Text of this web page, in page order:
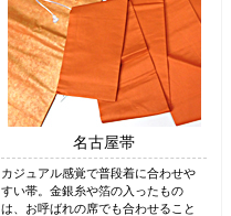
名古屋帯
カジュアル感覚で普段着に合わせや
すい帯。金銀糸や箔の入ったもの
は、お呼ばれの席でも合わせること